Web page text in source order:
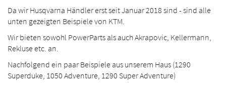
Da wir Husqvarna Händler erst seit Januar 2018 sind - sind alle
unten gezeigten Beispiele von KTM.
Wir bieten sowohl PowerParts als auch Akrapovic, Kellermann,
Rekluse etc. an.
Nachfolgend ein paar Beispiele aus unserem Haus (1290
Superduke, 1050 Adventure, 1290 Super Adventure)